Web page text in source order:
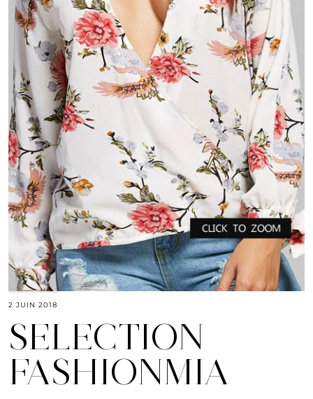
2 JUIN 2018
SELECTION
FASHIONMIA